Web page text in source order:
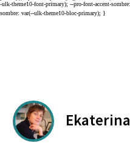
Ekaterina